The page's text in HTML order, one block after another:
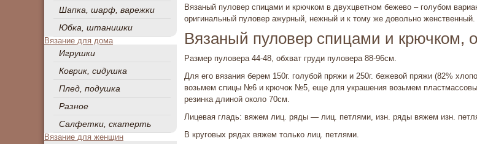
Шапка, шарф, варежки
Юбка, штанишки
Вязание для дома
Игрушки
Коврик, сидушка
Плед, подушка
Разное
Салфетки, скатерть
Вязание для женщин
Вязаный пуловер спицами и крючком в двухцветном бежево – голубом
оригинальный пуловер ажурный, нежный и к тому же довольно женственный.
Вязаный пуловер спицами и крючком,
Размер пуловера 44-48, обхват груди пуловера 88-96см.
Для его вязания берем 150г. голубой пряжи и 250г. бежевой пряжи (82%
возьмем спицы №6 и крючок №5, еще для украшения возьмем пластмассовые
резинка длиной около 70см.
Лицевая гладь: вяжем лиц. ряды — лиц. петлями, изн. ряды вяжем изн.
В круговых ря­дах вяжем только лиц. петлями.